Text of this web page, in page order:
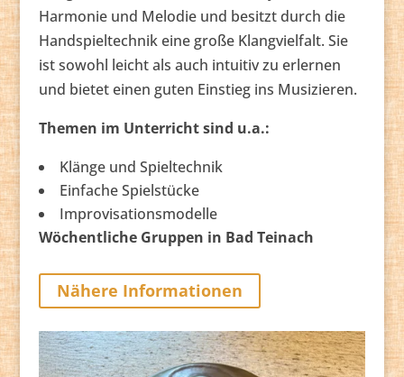
Harmonie und Melodie und besitzt durch die
Handspieltechnik eine große Klangvielfalt. Sie
ist sowohl leicht als auch intuitiv zu erlernen
und bietet einen guten Einstieg ins Musizieren.
Themen im Unterricht sind u.a.:
Klänge und Spieltechnik
Einfache Spielstücke
Improvisationsmodelle
Wöchentliche Gruppen in Bad Teinach
Nähere Informationen